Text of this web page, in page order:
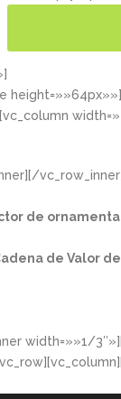
de
de Valor
width=»»1/